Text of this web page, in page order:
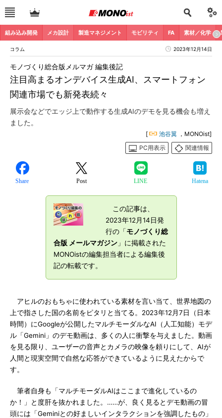
組み込み開発 メカ設計 製造マネジメント モビリティ FA 素材／化学
コラム 2023年12月14日
注目高まるオンデバイス生成AI、スマートフォン
関連市場でも新発表続々
モノづくり総合版メルマガ 編集後記
展示会などでエッジ上で動作する生成AIのデモを見る機会も増え
ました。
[ 池谷翼 ，MONOist]
PC用表示
関連情報
Share Post LINE Hatena
この記事は、
2023年12月14日発
行の「モノづくり総
合版 メールマガジン」に掲載された
MONOistの編集担当者による編集後
記の転載です。
アヒルのおもちゃに使われている素材を言い当て、世界地図の
上で指さした国の名前をピタリと当てる。2023年12月7日（日本
時間）にGoogleが公開したマルチモーダルなAI（人工知能）モデ
ル「Gemini」のデモ動画は、多くの人に衝撃を与えました。動画
を見る限り、ユーザーの音声とカメラの映像を頼りにして、AIが
人間と現実空間で自然な応答ができているように見えたからで
す。
筆者自身も「マルチモーダルAIはここまで進化しているの
か！」と度肝を抜かれました。……が、良く見るとデモ動画の冒
頭には「Geminiとの好ましいインタラクションを強調したもの」